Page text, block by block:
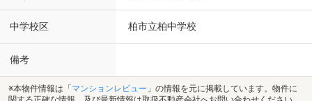
中学校区 柏市立柏中学校
備考
※本物件情報は「 マンションレビュー 」の情報を元に掲載しています。物件に